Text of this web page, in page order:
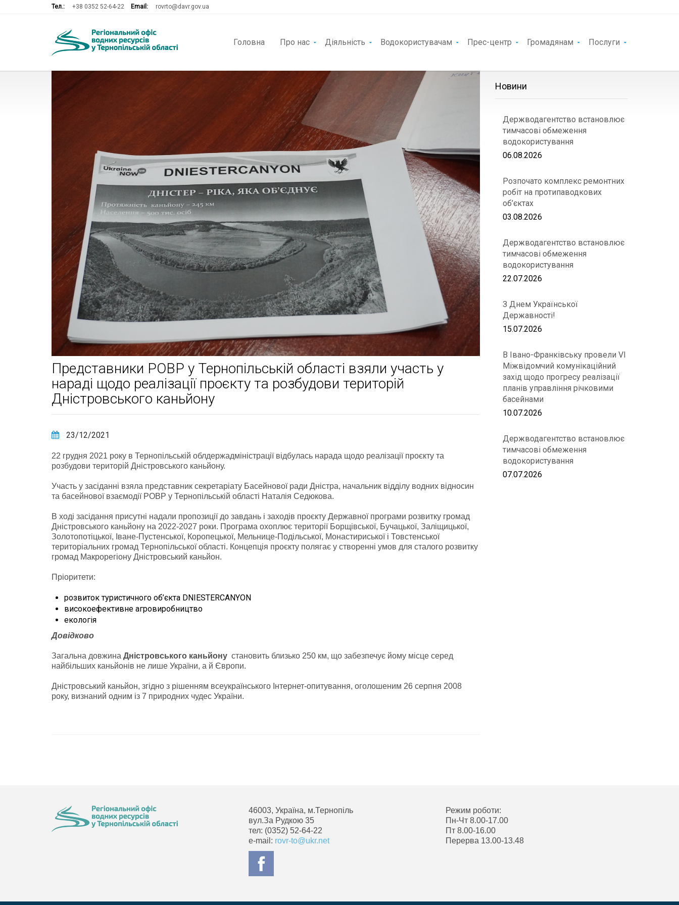
Тел.: +38 0352 52-64-22 Email: rovrto@davr.gov.ua
Головна Про нас Діяльність Водокористувачам Прес-центр Громадянам Послуги
Представники РОВР у Тернопільській області взяли участь у
нараді щодо реалізації проєкту та розбудови територій
Дністровського каньйону
23/12/2021
22 грудня 2021 року в Тернопільській облдержадміністрації відбулась нарада щодо реалізації проєкту та
розбудови територій Дністровського каньйону.
Участь у засіданні взяла представник секретаріату Басейнової ради Дністра, начальник відділу водних відносин
та басейнової взаємодії РОВР у Тернопільській області Наталія Седюкова.
В ході засідання присутні надали пропозиції до завдань і заходів проєкту Державної програми розвитку громад
Дністровського каньйону на 2022-2027 роки. Програма охоплює території Борщівської, Бучацької, Заліщицької,
Золотопотіцької, Іване-Пустенської, Коропецької, Мельнице-Подільської, Монастириської і Товстенської
територіальних громад Тернопільської області. Концепція проєкту полягає у створенні умов для сталого розвитку
громад Макрорегіону Дністровський каньйон.
Пріоритети:
розвиток туристичного об’єкта DNIESTERCANYON
високоефективне агровиробництво
екологія
Довідково
Загальна довжина Дністровського каньйону становить близько 250 км, що забезпечує йому місце серед
найбільших каньйонів не лише України, а й Європи.
Дністровський каньйон, згідно з рішенням всеукраїнського Інтернет-опитування, оголошеним 26 серпня 2008
року, визнаний одним із 7 природних чудес України.
Новини
Держводагентство встановлює
тимчасові обмеження
водокористування
06.08.2026
Розпочато комплекс ремонтних
робіт на протипаводкових
об’єктах
03.08.2026
Держводагентство встановлює
тимчасові обмеження
водокористування
22.07.2026
З Днем Української
Державності!
15.07.2026
В Івано-Франківську провели VІ
Міжвідомчий комунікаційний
захід щодо прогресу реалізації
планів управління річковими
басейнами
10.07.2026
Держводагентство встановлює
тимчасові обмеження
водокористування
07.07.2026
46003, Україна, м.Тернопіль
вул.За Рудкою 35
тел: (0352) 52-64-22
e-mail: rovr-to@ukr.net
Режим роботи:
Пн-Чт 8.00-17.00
Пт 8.00-16.00
Перерва 13.00-13.48